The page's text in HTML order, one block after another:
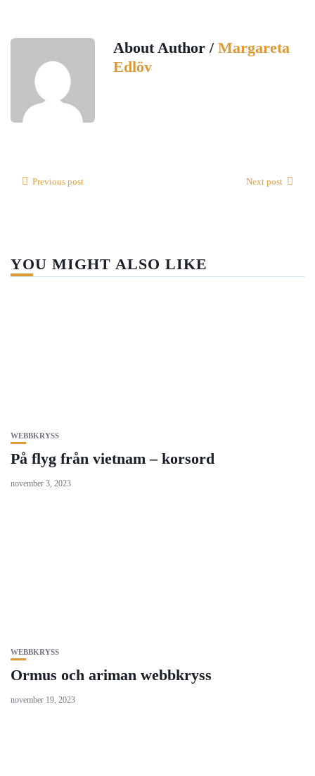
About Author / Margareta
Edlöv
Previous post Next post
YOU MIGHT ALSO LIKE
WEBBKRYSS
På flyg från vietnam – korsord
november 3, 2023
WEBBKRYSS
Ormus och ariman webbkryss
november 19, 2023